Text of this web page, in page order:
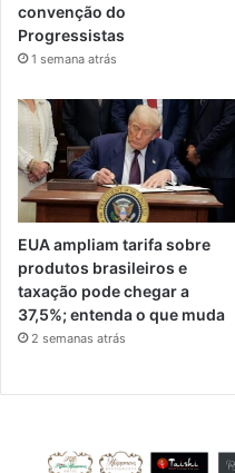
convenção do
Progressistas
1 semana atrás
EUA ampliam tarifa sobre
produtos brasileiros e
taxação pode chegar a
37,5%; entenda o que muda
2 semanas atrás